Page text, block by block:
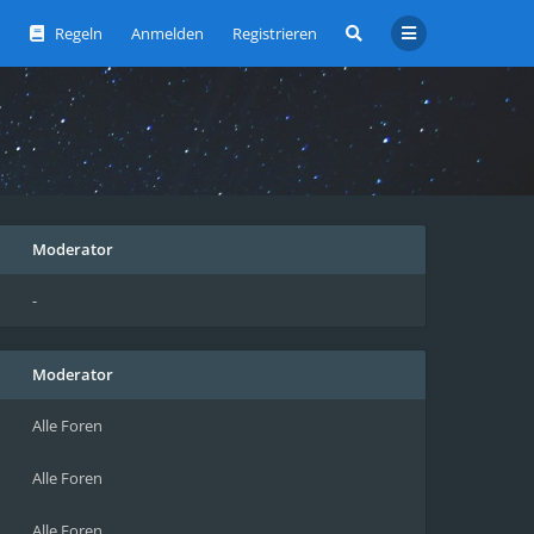
Regeln Anmelden Registrieren
Moderator
-
Moderator
Alle Foren
Alle Foren